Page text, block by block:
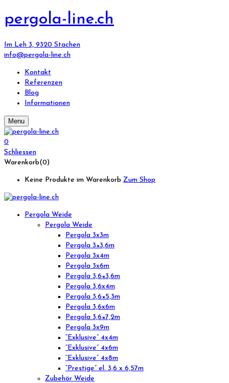
pergola-line.ch
Im Leh 3, 9320 Stachen
info@pergola-line.ch
Kontakt
Referenzen
Blog
Informationen
Menu
0
Schliessen
Warenkorb(0)
Keine Produkte im Warenkorb Zum Shop
Pergola Weide
Pergola Weide
Pergola 3x3m
Pergola 3×3,6m
Pergola 3x4m
Pergola 3x6m
Pergola 3,6×3,6m
Pergola 3,6x4m
Pergola 3,6×5,3m
Pergola 3,6x6m
Pergola 3,6×7,2m
Pergola 3x9m
“Exklusive” 4x4m
“Exklusive” 4x6m
“Exklusive” 4x8m
“Prestige” el. 3,6 x 6,57m
Zubehör Weide